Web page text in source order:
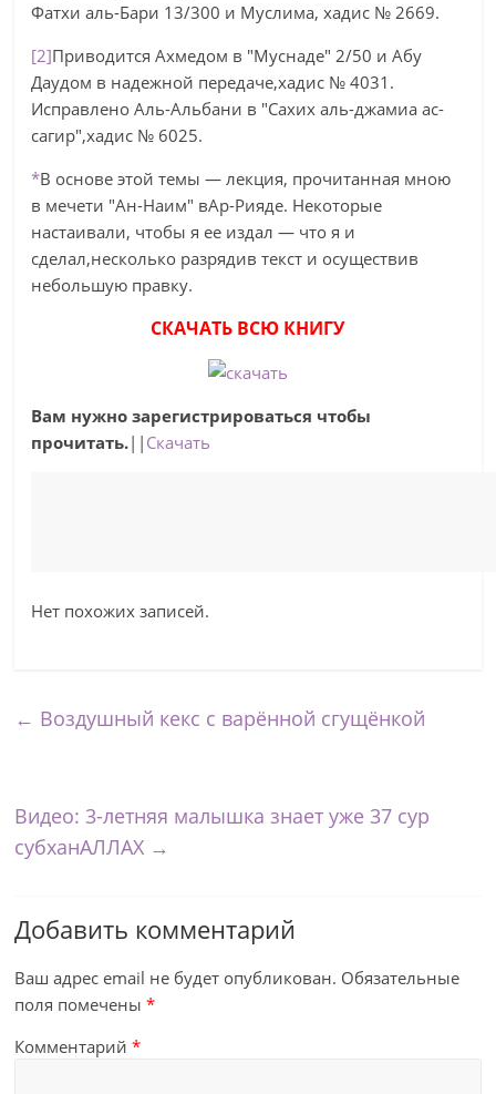
Фатхи аль-Бари 13/300 и Муслима, хадис № 2669.
[2]Приводится Ахмедом в "Муснаде" 2/50 и Абу
Даудом в надежной передаче,хадис № 4031.
Исправлено Аль-Альбани в "Сахих аль-джамиа ас-
сагир",хадис № 6025.
*В основе этой темы — лекция, прочитанная мною
в мечети "Ан-Наим" вАр-Рияде. Некоторые
настаивали, чтобы я ее издал — что я и
сделал,несколько разрядив текст и осуществив
небольшую правку.
СКАЧАТЬ ВСЮ КНИГУ
Вам нужно зарегистрироваться чтобы
прочитать.|| Скачать
Нет похожих записей.
← Воздушный кекс с варённой сгущёнкой
Видео: 3-летняя малышка знает уже 37 сур
субханАЛЛАХ →
Добавить комментарий
Ваш адрес email не будет опубликован. Обязательные
поля помечены*
Комментарий*